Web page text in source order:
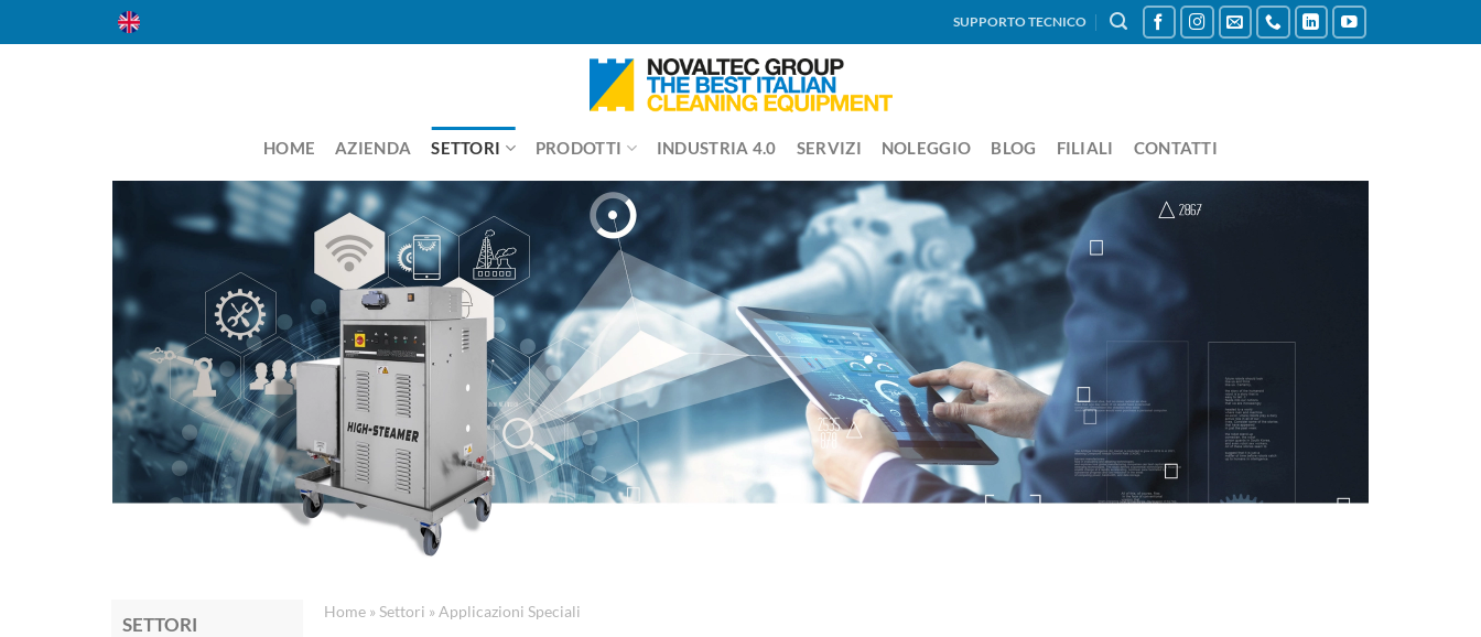
ai
SUPPORTO TECNICO
HOME AZIENDA SETTORI PRODOTTI INDUSTRIA 4.0 SERVIZI NOLEGGIO BLOG FILIALI CONTATTI
SETTORI
Home »Settori »Applicazioni Speciali